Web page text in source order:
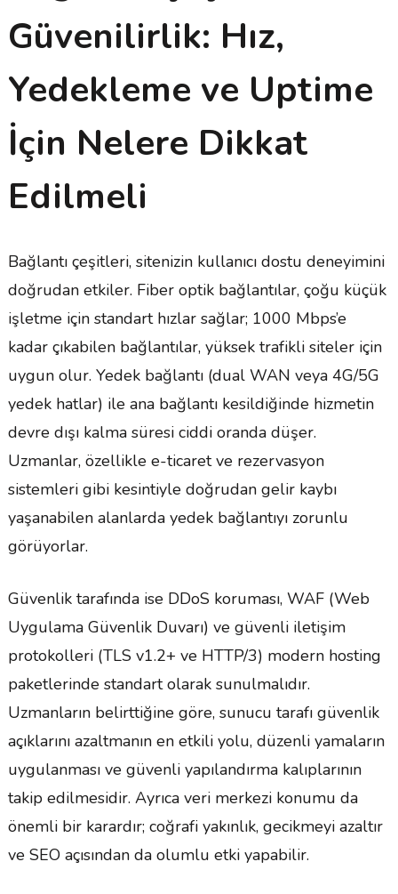
Güvenilirlik: Hız,
Yedekleme ve Uptime
İçin Nelere Dikkat
Edilmeli
Bağlantı çeşitleri, sitenizin kullanıcı dostu deneyimini
doğrudan etkiler. Fiber optik bağlantılar, çoğu küçük
işletme için standart hızlar sağlar; 1000 Mbps’e
kadar çıkabilen bağlantılar, yüksek trafikli siteler için
uygun olur. Yedek bağlantı (dual WAN veya 4G/5G
yedek hatlar) ile ana bağlantı kesildiğinde hizmetin
devre dışı kalma süresi ciddi oranda düşer.
Uzmanlar, özellikle e-ticaret ve rezervasyon
sistemleri gibi kesintiyle doğrudan gelir kaybı
yaşanabilen alanlarda yedek bağlantıyı zorunlu
görüyorlar.
Güvenlik tarafında ise DDoS koruması, WAF (Web
Uygulama Güvenlik Duvarı) ve güvenli iletişim
protokolleri (TLS v1.2+ ve HTTP/3) modern hosting
paketlerinde standart olarak sunulmalıdır.
Uzmanların belirttiğine göre, sunucu tarafı güvenlik
açıklarını azaltmanın en etkili yolu, düzenli yamaların
uygulanması ve güvenli yapılandırma kalıplarının
takip edilmesidir. Ayrıca veri merkezi konumu da
önemli bir karardır; coğrafi yakınlık, gecikmeyi azaltır
ve SEO açısından da olumlu etki yapabilir.